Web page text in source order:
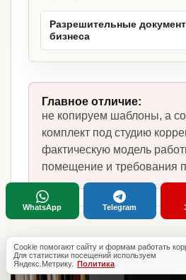
Разрешительные
бизнеса
Главное отличие:
не копируем шаблоны, а
комплект под студию
фактическую модель
помещение и требования
Cookie помогают сайту и формам работать
Для статистики посещений используем
Яндекс.Метрику. Политика
WhatsApp Telegram